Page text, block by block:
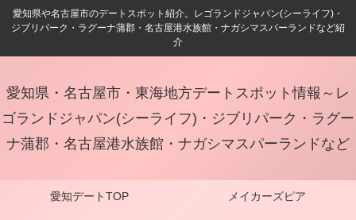
愛知県や名古屋市のデートスポット紹介。レゴランドジャパン(シーライフ)・
ジブリパーク・ラグーナ蒲郡・名古屋港水族館・ナガシマスパーランドなど紹
介
愛知県・名古屋市・東海地方デートスポット情報～レ
ゴランドジャパン(シーライフ)・ジブリパーク・ラグー
ナ蒲郡・名古屋港水族館・ナガシマスパーランドなど
愛知デートTOP メイカーズピア